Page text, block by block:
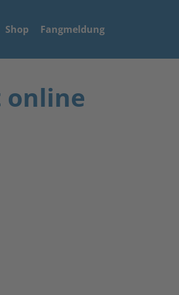
Shop Fangmeldung
online